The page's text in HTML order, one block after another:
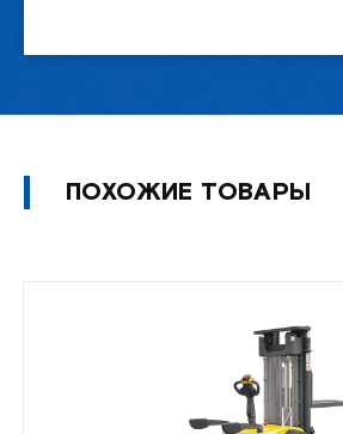
ПОХОЖИЕ ТОВАРЫ